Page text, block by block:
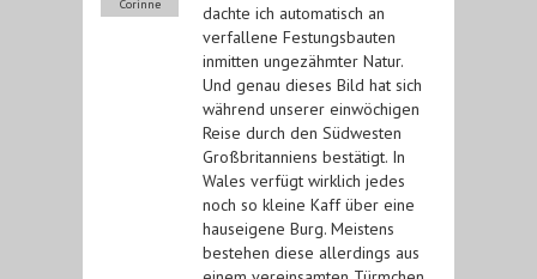
Corinne
dachte ich automatisch an
verfallene Festungsbauten
inmitten ungezähmter Natur.
Und genau dieses Bild hat sich
während unserer einwöchigen
Reise durch den Südwesten
Großbritanniens bestätigt. In
Wales verfügt wirklich jedes
noch so kleine Kaff über eine
hauseigene Burg. Meistens
bestehen diese allerdings aus